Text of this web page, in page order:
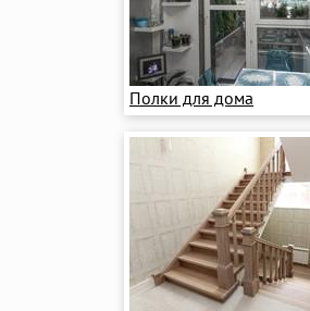
Полки для дома